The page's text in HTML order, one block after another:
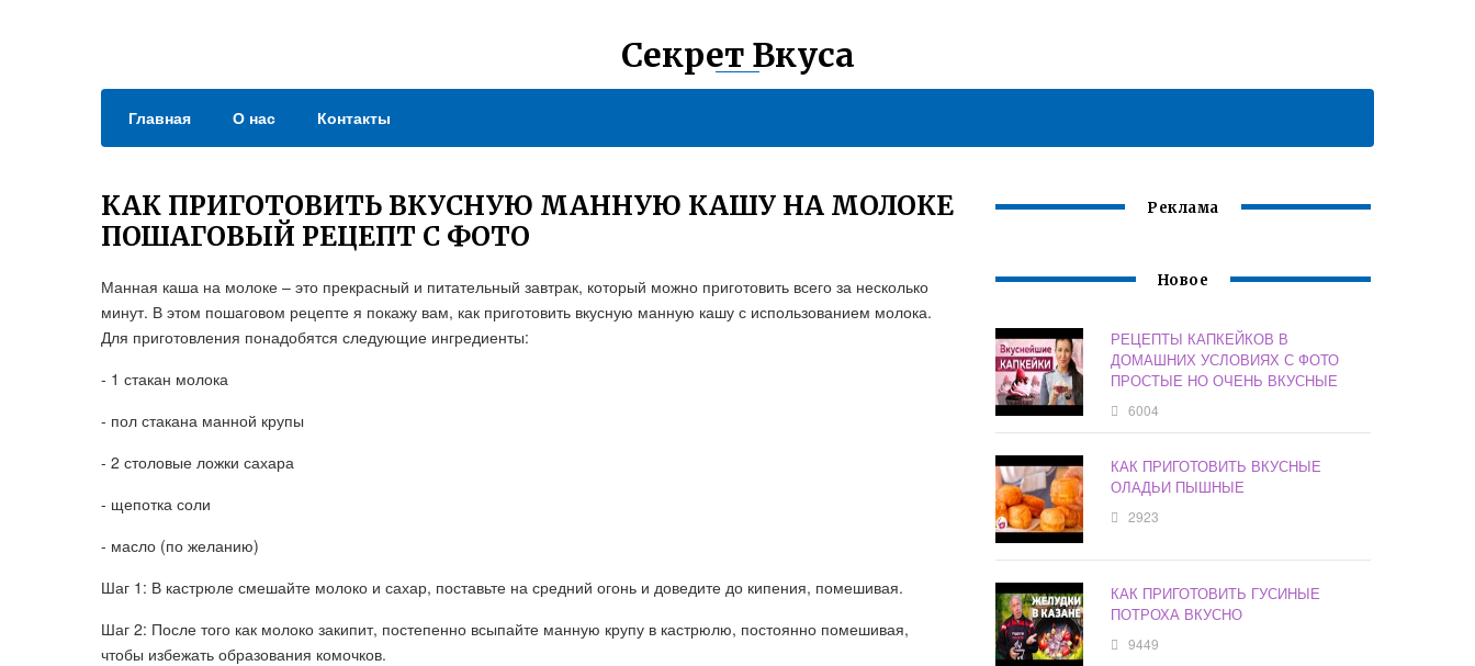
Секрет Вкуса
Главная О нас Контакты
КАК ПРИГОТОВИТЬ ВКУСНУЮ МАННУЮ КАШУ НА МОЛОКЕ
ПОШАГОВЫЙ РЕЦЕПТ С ФОТО
Манная каша на молоке – это прекрасный и питательный завтрак, который можно приготовить всего за несколько
минут. В этом пошаговом рецепте я покажу вам, как приготовить вкусную манную кашу с использованием молока.
Для приготовления понадобятся следующие ингредиенты:
- 1 стакан молока
- пол стакана манной крупы
- 2 столовые ложки сахара
- щепотка соли
- масло (по желанию)
Шаг 1: В кастрюле смешайте молоко и сахар, поставьте на средний огонь и доведите до кипения, помешивая.
Шаг 2: После того как молоко закипит, постепенно всыпайте манную крупу в кастрюлю, постоянно помешивая,
чтобы избежать образования комочков.
Реклама
Новое
РЕЦЕПТЫ КАПКЕЙКОВ В
ДОМАШНИХ УСЛОВИЯХ С ФОТО
ПРОСТЫЕ НО ОЧЕНЬ ВКУСНЫЕ
6004
КАК ПРИГОТОВИТЬ ВКУСНЫЕ
ОЛАДЬИ ПЫШНЫЕ
2923
КАК ПРИГОТОВИТЬ ГУСИНЫЕ
ПОТРОХА ВКУСНО
9449